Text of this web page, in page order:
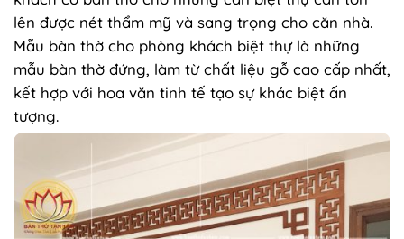
lên được nét thẩm mỹ và sang trọng cho căn nhà.
Mẫu bàn thờ cho phòng khách biệt thự là những
mẫu bàn thờ đứng, làm từ chất liệu gỗ cao cấp nhất,
kết hợp với hoa văn tinh tế tạo sự khác biệt ấn
tượng.